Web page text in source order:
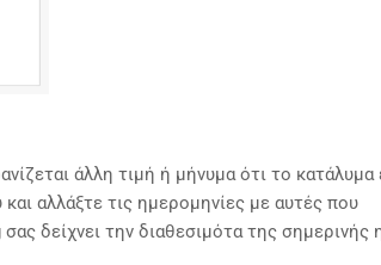
άλλη τιμή ή μήνυμα ότι το κατάλυμα
αλλάξτε τις ημερομηνίες με αυτές που
δείχνει την διαθεσιμότα της σημερινής